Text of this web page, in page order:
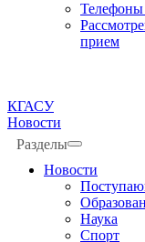
прием
КГАСУ
Новости
Разделы
Новости
Наука
Спорт